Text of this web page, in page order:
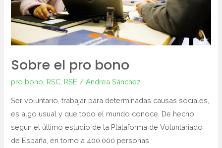
Sobre el pro bono
pro bono RSC RSE /Andrea Sánchez
Ser voluntario, trabajar para determinadas causas sociales,
es algo usual y que todo el mundo conoce. De hecho,
según el último estudio de la Plataforma de Voluntariado
de España, en torno a 400.000 personas